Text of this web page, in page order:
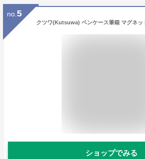
no. 5
ショップでみる